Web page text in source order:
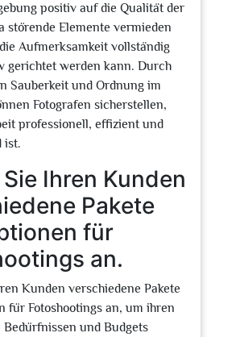
positiv auf die Qualität der
störende Elemente vermieden
Aufmerksamkeit vollständig
gerichtet werden kann. Durch
Sauberkeit und Ordnung im
Fotografen sicherstellen,
professionell, effizient und
ist.
Ihren Kunden
Pakete
für
an.
Kunden verschiedene Pakete
für Fotoshootings an, um ihren
und Budgets